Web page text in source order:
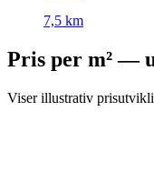
7,5 km
Pris per m² —
Viser illustrativ